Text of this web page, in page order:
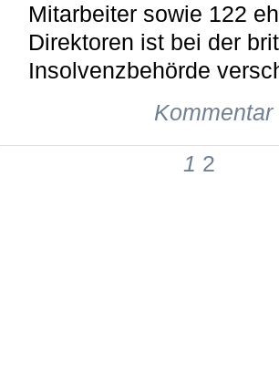
Mitarbeiter sowie 122
Direktoren ist bei der
Insolvenzbehörde
1 2